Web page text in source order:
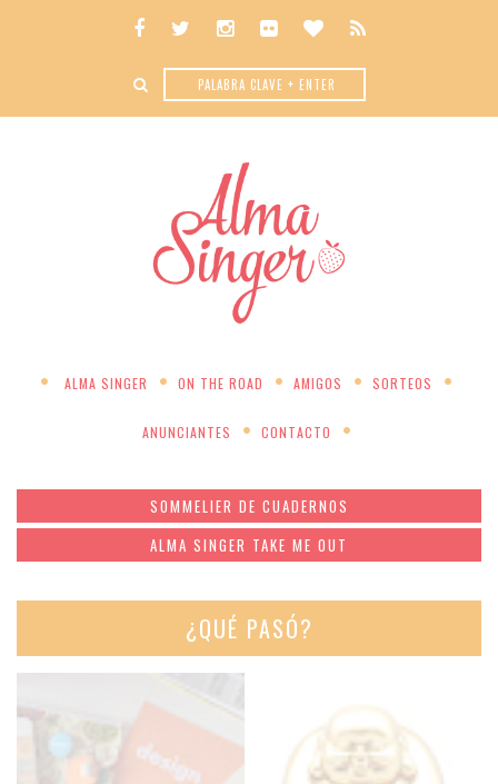
ALMA SINGER ON THE ROAD AMIGOS SORTEOS
ANUNCIANTES CONTACTO
SOMMELIER DE CUADERNOS
ALMA SINGER TAKE ME OUT
¿QUÉ PASÓ?